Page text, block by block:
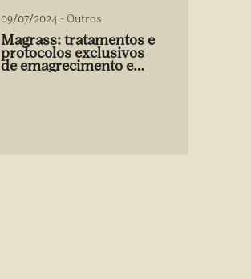
09/07/2024 -Outros
Magrass: tratamentos e
protocolos exclusivos
de emagrecimento e
estética sem uso de